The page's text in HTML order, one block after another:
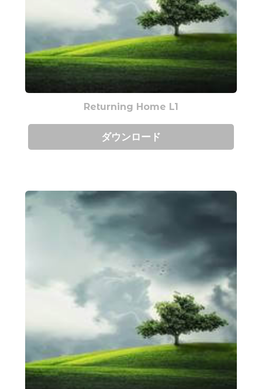
Returning Home L1
ダウンロード